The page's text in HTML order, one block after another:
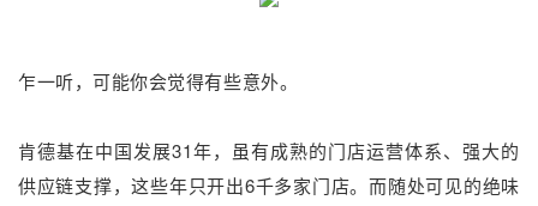
乍一听，可能你会觉得有些意外。
肯德基在中国发展31年，虽有成熟的门店运营体系、强大的
供应链支撑，这些年只开出6千多家门店。而随处可见的绝味